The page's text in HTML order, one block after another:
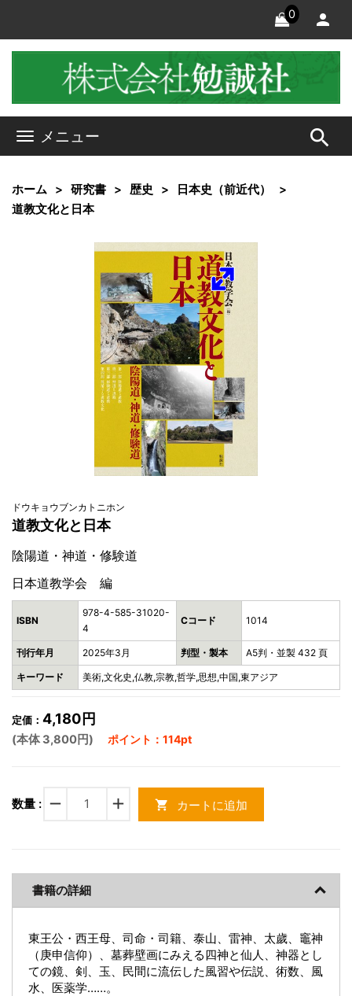
0
メニュー search
ホーム 研究書 歴史
日本史（前近代）
道教文化と日本
ドウキョウブンカトニホン
道教文化と日本
陰陽道・神道・修験道
日本道教学会 編
ISBN
978-4-585-31020-
4
Cコード 1014
刊行年月 2025年3月 判型・製本 A5判・並製 432 頁
キーワード 美術,文化史,仏教,宗教,哲学,思想,中国,東アジア
定価： 4,180円
(本体 3,800円) ポイント：114pt
数量 : remove add shopping_cart カートに追加
書籍の詳細
東王公・西王母、司命・司籍、泰山、雷神、太歲、竈神
（庚申信仰）、墓葬壁画にみえる四神と仙人、神器とし
ての鏡、剣、玉、民間に流伝した風習や伝説、術数、風
水、医薬学……。